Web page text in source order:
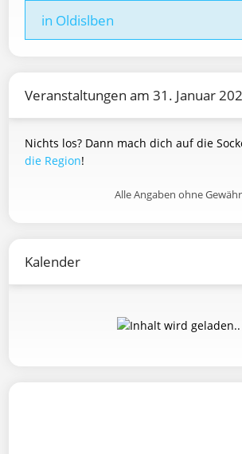
in Oldislben
Veranstaltungen am 31. Januar
Nichts los? Dann mach dich auf die
die Region!
Alle Angaben ohne Gewähr
Kalender